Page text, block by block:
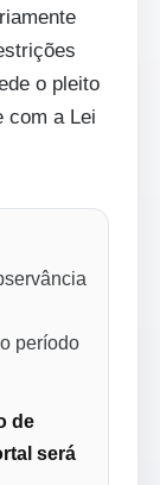
o pleito
com a Lei
período
de
será